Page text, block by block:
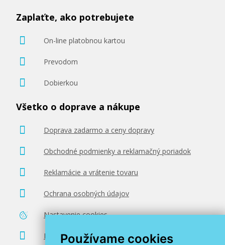
Používame cookies
Zaplaťte, ako potrebujete
On-line platobnou kartou
Prevodom
Dobierkou
Všetko o doprave a nákupe
Doprava zadarmo a ceny dopravy
Obchodné podmienky a reklamačný poriadok
Reklamácie a vrátenie tovaru
Ochrana osobných údajov
Nastavenie cookies
Poradenstvo zadarmo